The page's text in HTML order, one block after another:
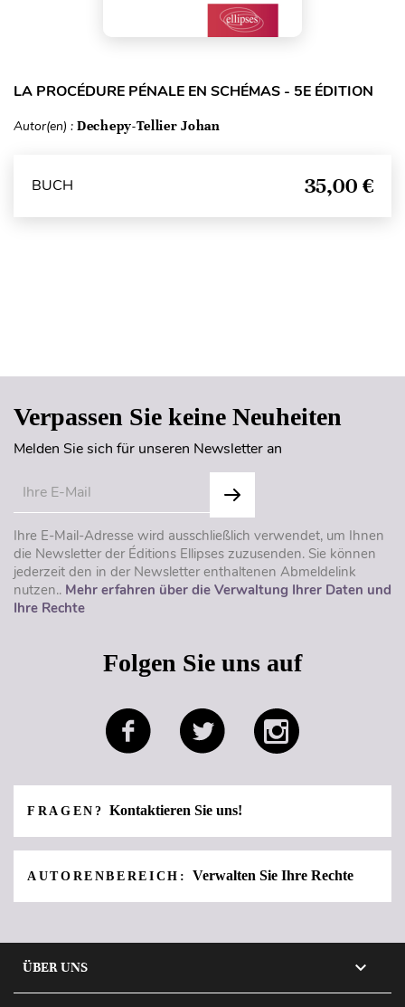
LA PROCÉDURE PÉNALE EN SCHÉMAS - 5E ÉDITION
Autor(en) : Dechepy-Tellier Johan
BUCH 35,00 €
Verpassen Sie keine Neuheiten
Melden Sie sich für unseren Newsletter an
Ihre E-Mail-Adresse wird ausschließlich verwendet, um Ihnen
die Newsletter der Éditions Ellipses zuzusenden. Sie können
jederzeit den in der Newsletter enthaltenen Abmeldelink
nutzen.. Mehr erfahren über die Verwaltung Ihrer Daten und
Ihre Rechte
Folgen Sie uns auf
FRAGEN? Kontaktieren Sie uns!
AUTORENBEREICH: Verwalten Sie Ihre Rechte
ÜBER UNS 